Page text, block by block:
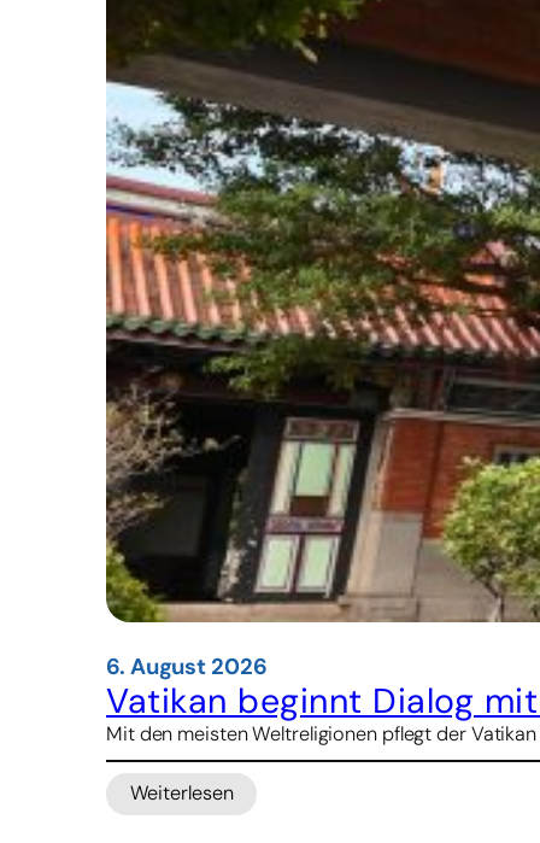
6. August 2026
Vatikan beginnt Dialog
Mit den meisten Weltreligionen pflegt der
Weiterlesen
: